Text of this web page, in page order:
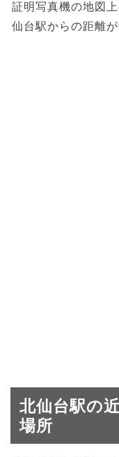
証明写真機の地図
仙台駅からの距離が
北仙台駅の
場所